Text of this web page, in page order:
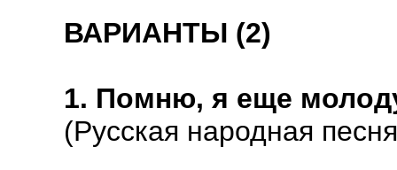
ВАРИАНТЫ (2)
1. Помню, я еще
(Русская народная